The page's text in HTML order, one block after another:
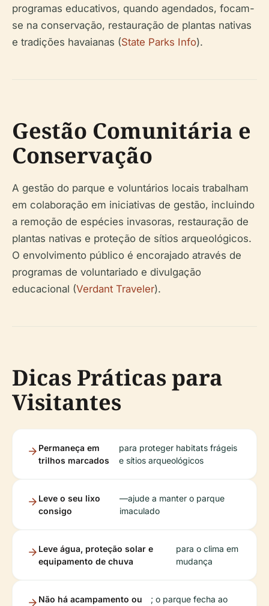
programas educativos, quando agendados, focam-
se na conservação, restauração de plantas nativas
e tradições havaianas (State Parks Info).
Gestão Comunitária e
Conservação
A gestão do parque e voluntários locais trabalham
em colaboração em iniciativas de gestão, incluindo
a remoção de espécies invasoras, restauração de
plantas nativas e proteção de sítios arqueológicos.
O envolvimento público é encorajado através de
programas de voluntariado e divulgação
educacional (Verdant Traveler).
Dicas Práticas para
Visitantes
Permaneça em
trilhos marcados
para proteger habitats frágeis
e sítios arqueológicos
Leve o seu lixo
consigo
—ajude a manter o parque
imaculado
Leve água, proteção solar e
equipamento de chuva
para o clima em
mudança
Não há acampamento ou ; o parque fecha ao